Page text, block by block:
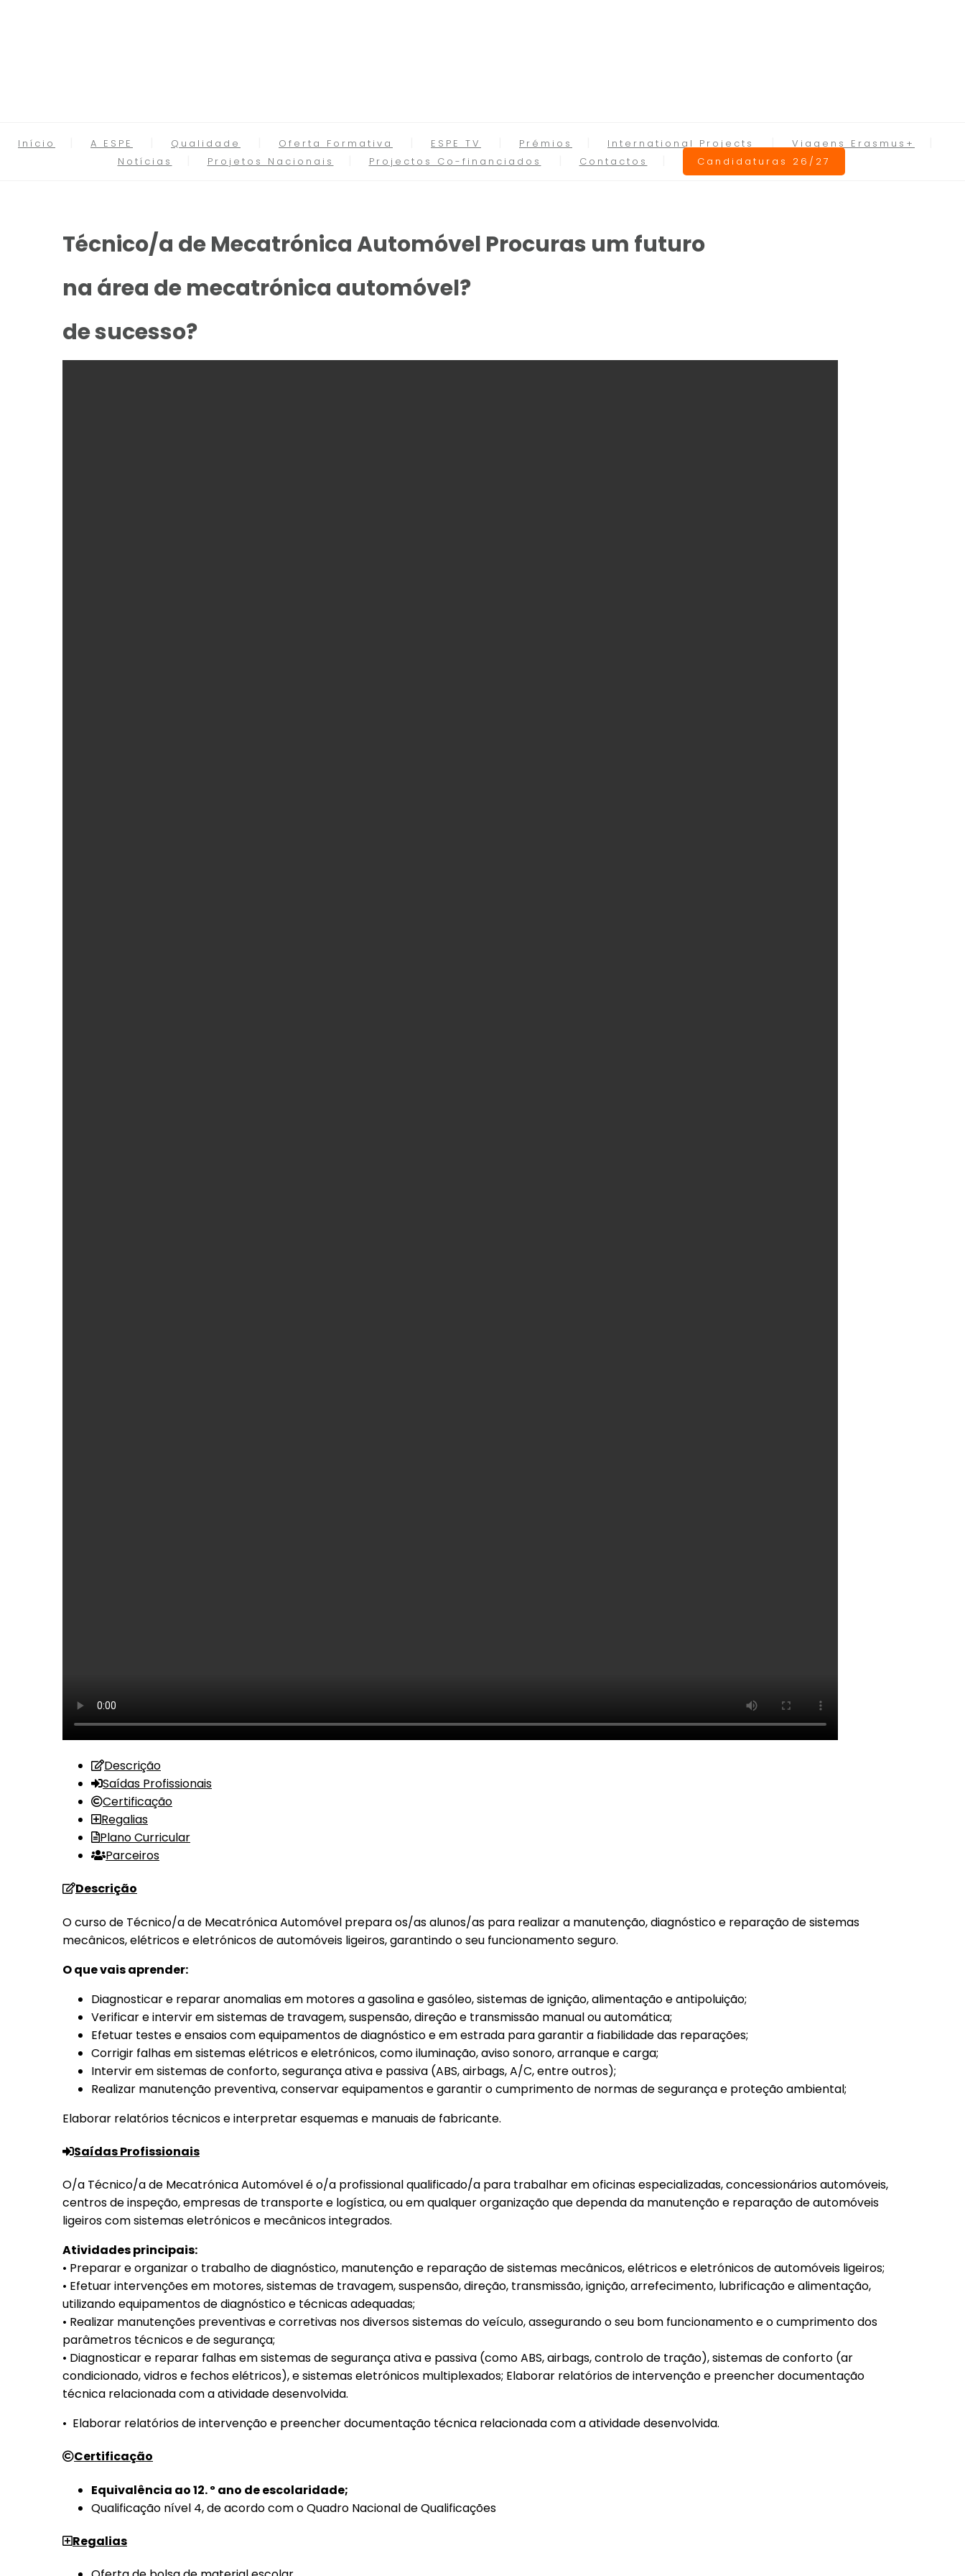
Início A ESPE Qualidade Oferta Formativa ESPE TV Prémios International Projects
Viagens Erasmus+
Notícias
Projetos Nacionais Projectos Co-financiados Contactos Candidaturas 26/27
Técnico/a de Mecatrónica Automóvel Procuras um futuro
na área de mecatrónica automóvel?
de sucesso?
Descrição
Saídas Profissionais
Certificação
Regalias
Plano Curricular
Parceiros
Descrição
O curso de Técnico/a de Mecatrónica Automóvel prepara os/as alunos/as para realizar a manutenção, diagnóstico e reparação de sistemas
mecânicos, elétricos e eletrónicos de automóveis ligeiros, garantindo o seu funcionamento seguro.
O que vais aprender:
Diagnosticar e reparar anomalias em motores a gasolina e gasóleo, sistemas de ignição, alimentação e antipoluição;
Verificar e intervir em sistemas de travagem, suspensão, direção e transmissão manual ou automática;
Efetuar testes e ensaios com equipamentos de diagnóstico e em estrada para garantir a fiabilidade das reparações;
Corrigir falhas em sistemas elétricos e eletrónicos, como iluminação, aviso sonoro, arranque e carga;
Intervir em sistemas de conforto, segurança ativa e passiva (ABS, airbags, A/C, entre outros);
Realizar manutenção preventiva, conservar equipamentos e garantir o cumprimento de normas de segurança e proteção ambiental;
Elaborar relatórios técnicos e interpretar esquemas e manuais de fabricante.
Saídas Profissionais
O/a Técnico/a de Mecatrónica Automóvel é o/a profissional qualificado/a para trabalhar em oficinas especializadas, concessionários automóveis,
centros de inspeção, empresas de transporte e logística, ou em qualquer organização que dependa da manutenção e reparação de automóveis
ligeiros com sistemas eletrónicos e mecânicos integrados.
Atividades principais:
• Preparar e organizar o trabalho de diagnóstico, manutenção e reparação de sistemas mecânicos, elétricos e eletrónicos de automóveis ligeiros;
• Efetuar intervenções em motores, sistemas de travagem, suspensão, direção, transmissão, ignição, arrefecimento, lubrificação e alimentação,
utilizando equipamentos de diagnóstico e técnicas adequadas;
• Realizar manutenções preventivas e corretivas nos diversos sistemas do veículo, assegurando o seu bom funcionamento e o cumprimento dos
parâmetros técnicos e de segurança;
• Diagnosticar e reparar falhas em sistemas de segurança ativa e passiva (como ABS, airbags, controlo de tração), sistemas de conforto (ar
condicionado, vidros e fechos elétricos), e sistemas eletrónicos multiplexados; Elaborar relatórios de intervenção e preencher documentação
técnica relacionada com a atividade desenvolvida.
• Elaborar relatórios de intervenção e preencher documentação técnica relacionada com a atividade desenvolvida.
Certificação
Equivalência ao 12. º ano de escolaridade;
Qualificação nível 4, de acordo com o Quadro Nacional de Qualificações
Regalias